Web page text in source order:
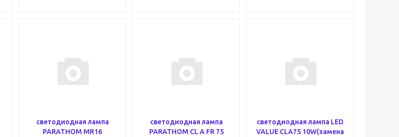
светодиодная лампа
PARATHOM MR16
светодиодная лампа
PARATHOM CL A FR 75
светодиодная лампа LED
VALUE CLA75 10W(замена